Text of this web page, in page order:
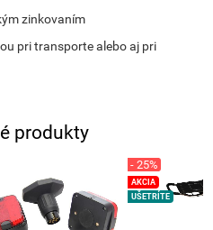
zinkovaním
pri transporte alebo aj pri
produkty
AKCIA
UŠETRÍTE
- 25%